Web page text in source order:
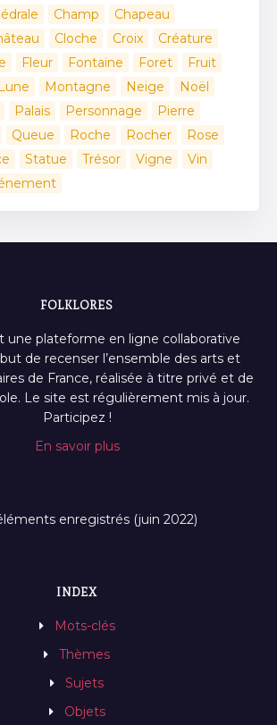
Champ
Chapeau
Cloche Croix
Créature
Fleur Fontaine Foret
Fruit
Lune Montagne Neige
Noël
Palais Personnage
Pierre
Queue Roche Rocher
Rose
Statue Trésor Vigne
Vin
FOLKLORES
une plateforme en ligne collaborative
de recenser l’ensemble des arts et
de France, réalisée à titre privé et de
Le site est régulièrement mis à jour.
Participez !
En savoir plus
enregistrés (juin 2022)
INDEX
Mots-clés
Thèmes
Sujets
Objets